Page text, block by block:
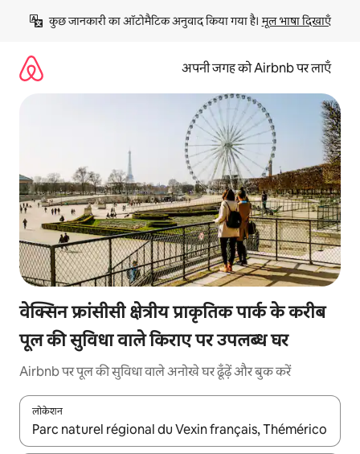
छोड़कर
कॉन्टेंट
कुछ जानकारी का ऑटोमैटिक अनुवाद किया गया है। मूल भाषा दिखाएँ
अपनी जगह को Airbnb पर लाएँ
वेक्सिन फ्रांसीसी क्षेत्रीय प्राकृतिक पार्क के करीब
पूल की सुविधा वाले किराए पर उपलब्ध घर
Airbnb पर पूल की सुविधा वाले अनोखे घर ढूँढ़ें और बुक करें
लोकेशन
नतीजों के उपलब्ध होने पर, अप और डाउन 'ऐरो की' का इस्तेमाल करके नेविगेट